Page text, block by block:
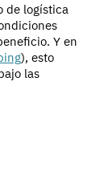
de logística
Y en
), esto
las